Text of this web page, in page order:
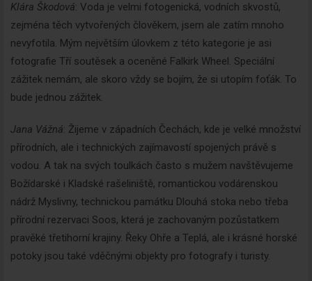
Klára Škodová: Voda je velmi fotogenická, vodních skvostů,
zejména těch vytvořených člověkem, jsem ale zatím mnoho
nevyfotila. Mým největším úlovkem z této kategorie je asi
fotografie Tří soutěsek a oceněné Falkirk Wheel. Speciální
zážitek nemám, ale skoro vždy se bojím, že si utopím foťák. To
bude jednou zážitek.
Jana Vážná: Žijeme v západních Čechách, kde je velké množství
přírodních, ale i technických zajímavostí spojených právě s
vodou. A tak na svých toulkách často s mužem navštěvujeme
Božídarské i Kladské rašeliniště, romantickou vodárenskou
nádrž Myslivny, technickou památku Dlouhá stoka nebo třeba
přírodní rezervaci Soos, která je zachovaným pozůstatkem
pravěké třetihorní krajiny. Řeky Ohře a Teplá, ale i krásné horské
potoky jsou také vděčnými objekty pro fotografy i turisty.